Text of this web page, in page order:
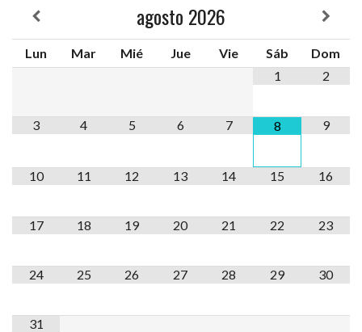
agosto 2026
Lun Mar Mié Jue Vie Sáb
Dom
1
2
3 4 5 6 7 8 9
10 11 12 13 14 15 16
17 18 19 20 21 22 23
24 25 26 27 28 29 30
31